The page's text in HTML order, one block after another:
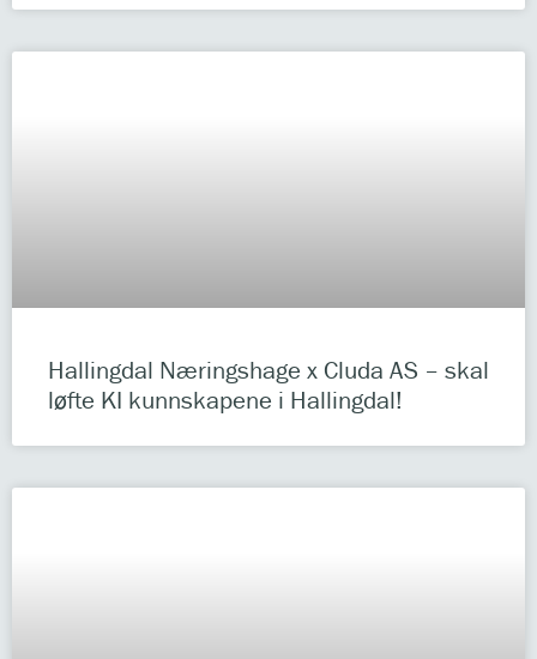
Hallingdal Næringshage x Cluda AS – skal
løfte KI kunnskapene i Hallingdal!